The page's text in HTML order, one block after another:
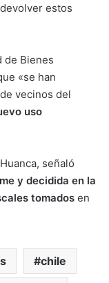
estos
de Bienes
«se han
vecinos del
uso
señaló
y decidida en la
tomados en
chile